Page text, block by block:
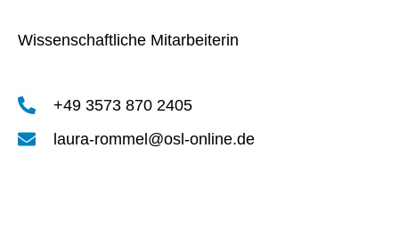
Wissenschaftliche Mitarbeiterin
+49 3573 870 2405
laura-rommel@osl-online.de